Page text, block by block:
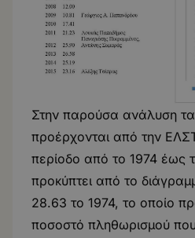
Στην παρούσα ανάλυση τα
προέρχονται από την
περίοδο από το 1974 έως
προκύπτει από το
28.63 το 1974, το οποίο
ποσοστό πληθωρισμού